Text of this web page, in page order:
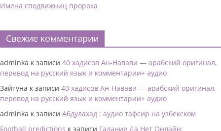
Имена сподвижниц пророка
Свежие комментарии
adminka к записи 40 хадисов Ан-Навави — арабский оригинал,
перевод на русский язык и комментарии+ аудио
Зайтуна к записи 40 хадисов Ан-Навави — арабский оригинал,
перевод на русский язык и комментарии+ аудио
adminka к записи Абдулахад : аудио тафсир на узбекском
Football predictions к записи Гадание Да Нет Онлайн: